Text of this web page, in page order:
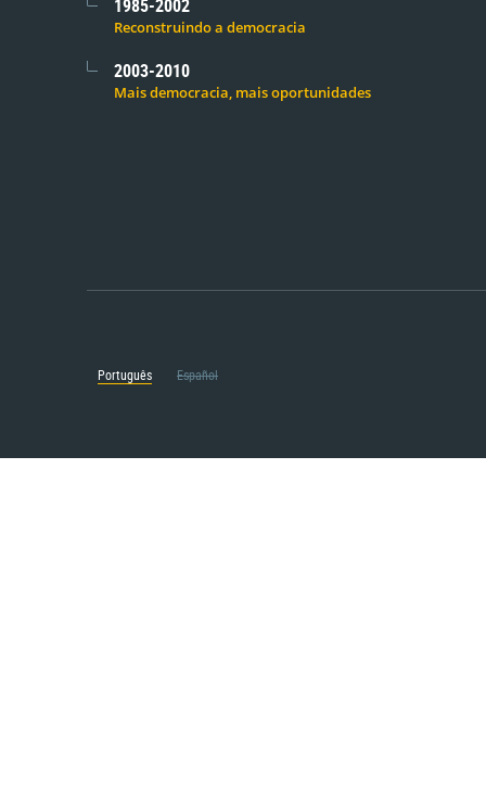
1985-2002
Reconstruindo a democracia
2003-2010
Mais democracia, mais oportunidades
Português Español